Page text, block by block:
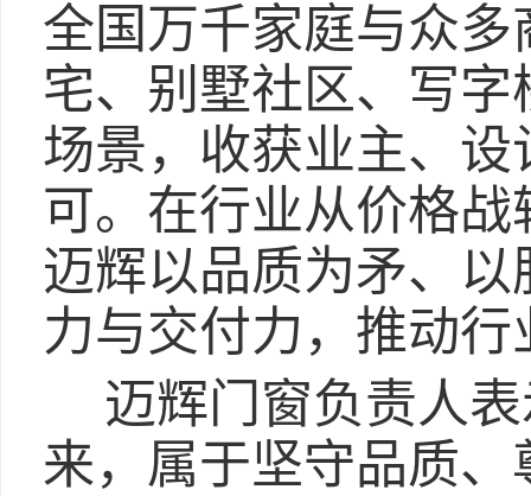
全国万千家庭与众
宅、别墅社区、写
场景，收获业主、
可。在行业从价格
迈辉以品质为矛、
力与交付力，推动
迈辉门窗负责人
来，属于坚守品质